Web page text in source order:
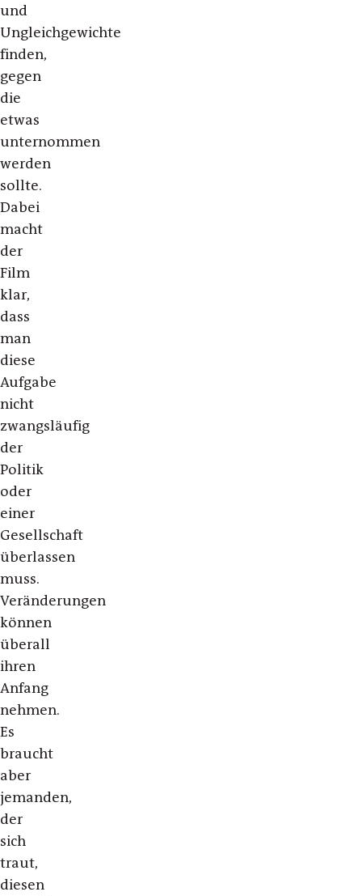
und
Ungleichgewichte
finden,
gegen
die
etwas
unternommen
werden
sollte.
Dabei
macht
der
Film
klar,
dass
man
diese
Aufgabe
nicht
zwangsläufig
der
Politik
oder
einer
Gesellschaft
überlassen
muss.
Veränderungen
können
überall
ihren
Anfang
nehmen.
Es
braucht
aber
jemanden,
der
sich
traut,
diesen